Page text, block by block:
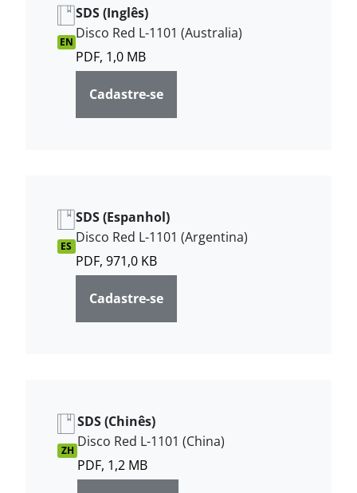
EN
SDS (Inglês)
Disco Red L-1101 (Australia)
PDF, 1,0 MB
Cadastre-se
ES
SDS (Espanhol)
Disco Red L-1101 (Argentina)
PDF, 971,0 KB
Cadastre-se
ZH
SDS (Chinês)
Disco Red L-1101 (China)
PDF, 1,2 MB